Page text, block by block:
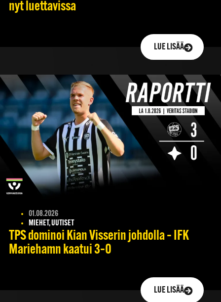
nyt luettavissa
LUE LISÄÄ
01.08.2026
MIEHET, UUTISET
TPS dominoi Kian Visserin johdolla – IFK
Mariehamn kaatui 3–0
LUE LISÄÄ